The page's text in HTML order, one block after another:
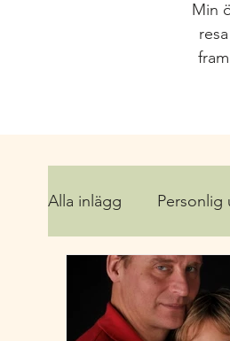
Min
Alla inlägg Personlig
Yinyoga & qigong